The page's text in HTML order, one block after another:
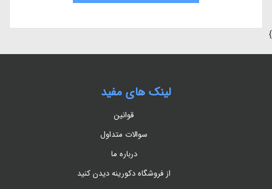
}
لینک های مفید
قوانین
سوالات متداول
درباره ما
از فروشگاه دکورینه دیدن کنید